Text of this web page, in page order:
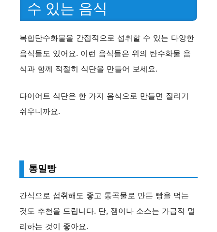
수 있는 음식
복합탄수화물을 간접적으로 섭취할 수 있는 다양한
음식들도 있어요. 이런 음식들은 위의 탄수화물 음
식과 함께 적절히 식단을 만들어 보세요.
다이어트 식단은 한 가지 음식으로 만들면 질리기
쉬우니까요.
통밀빵
간식으로 섭취해도 좋고 통곡물로 만든 빵을 먹는
것도 추천을 드립니다. 단, 잼이나 소스는 가급적 멀
리하는 것이 좋아요.